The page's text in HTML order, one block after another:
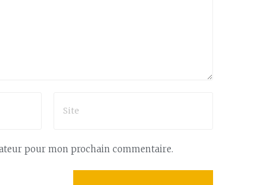
pour mon prochain commentaire.